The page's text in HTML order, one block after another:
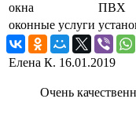
окна
ПВХ
оконные услуги
Елена К. 16.01.2019
Очень